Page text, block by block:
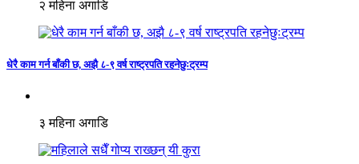
२ महिना अगाडि
धेरै काम गर्न बाँकी छ, अझै ८-९ वर्ष राष्ट्रपति रहनेछुःट्रम्प
३ महिना अगाडि